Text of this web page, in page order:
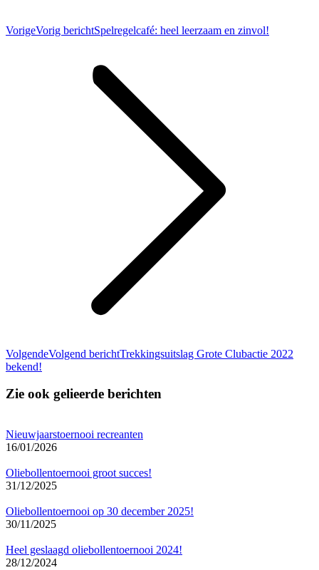
VorigeVorig berichtSpelregelcafé: heel leerzaam en zinvol!
VolgendeVolgend berichtTrekkingsuitslag Grote Clubactie 2022
bekend!
Zie ook gelieerde berichten
Nieuwjaarstoernooi recreanten
16/01/2026
Oliebollentoernooi groot succes!
31/12/2025
Oliebollentoernooi op 30 december 2025!
30/11/2025
Heel geslaagd oliebollentoernooi 2024!
28/12/2024